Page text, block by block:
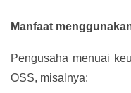
Manfaat
Pengusaha menuai
OSS, misalnya: